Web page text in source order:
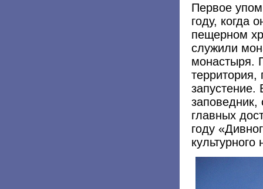
Первое
году, когда
пещерном
служили
монастыря.
территория,
запустение.
главных
году